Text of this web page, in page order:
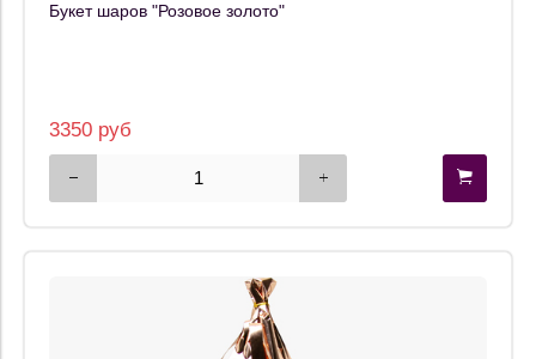
Букет шаров "Розовое золото"
3350 руб